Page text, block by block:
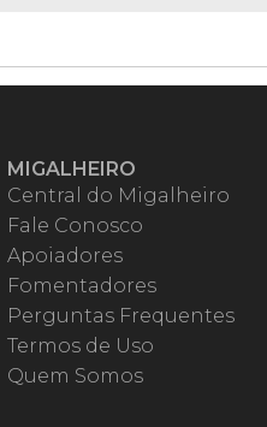
MIGALHEIRO
Central do Migalheiro
Fale Conosco
Apoiadores
Fomentadores
Perguntas Frequentes
Termos de Uso
Quem Somos